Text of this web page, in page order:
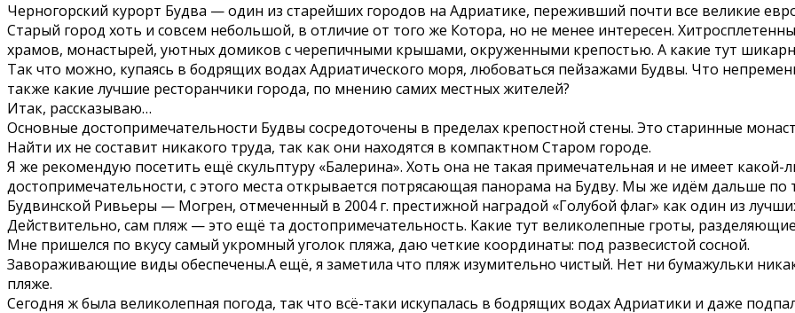
Черногорский курорт Будва — один из старейших городов на Адриатике, переживший почти все великие
Старый город хоть и совсем небольшой, в отличие от того же Котора, но не менее интересен.
храмов, монастырей, уютных домиков с черепичными крышами, окруженными крепостью. А какие тут
Так что можно, купаясь в бодрящих водах Адриатического моря, любоваться пейзажами Будвы. Что
также какие лучшие ресторанчики города, по мнению самих местных жителей?
Итак, рассказываю…
Основные достопримечательности Будвы сосредоточены в пределах крепостной стены. Это старинные
Найти их не составит никакого труда, так как они находятся в компактном Старом городе.
Я же рекомендую посетить ещё скульптуру «Балерина». Хоть она не такая примечательная и не имеет
достопримечательности, с этого места открывается потрясающая панорама на Будву. Мы же идём дальше
Будвинской Ривьеры — Могрен, отмеченный в 2004 г. престижной наградой «Голубой флаг» как один из
Действительно, сам пляж — это ещё та достопримечательность. Какие тут великолепные гроты,
Мне пришелся по вкусу самый укромный уголок пляжа, даю четкие координаты: под развесистой сосной.
Завораживающие виды обеспечены.А ещё, я заметила что пляж изумительно чистый. Нет ни бумажульки
пляже.
Сегодня ж была великолепная погода, так что всё-таки искупалась в бодрящих водах Адриатики и даже